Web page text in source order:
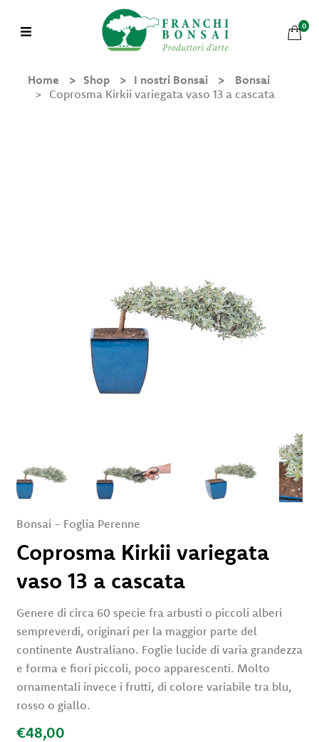
0
Contatti
Area Privata
Home Shop I nostri Bonsai
Bonsai
Coprosma Kirkii variegata vaso 13 a cascata
Bonsai - Foglia Perenne
Coprosma Kirkii variegata
vaso 13 a cascata
Genere di circa 60 specie fra arbusti o piccoli alberi
sempreverdi, originari per la maggior parte del
continente Australiano. Foglie lucide di varia grandezza
e forma e fiori piccoli, poco apparescenti. Molto
ornamentali invece i frutti, di colore variabile tra blu,
rosso o giallo.
€48,00